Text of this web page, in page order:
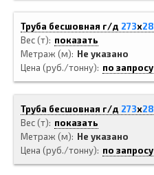
Труба бесшовная г/д 273x28
Вес (т)
показать
Метраж (м)
Не указано
Цена (руб./тонну)
по запросу
Труба бесшовная г/д 273x28
Вес (т)
показать
Метраж (м)
Не указано
Цена (руб./тонну)
по запросу